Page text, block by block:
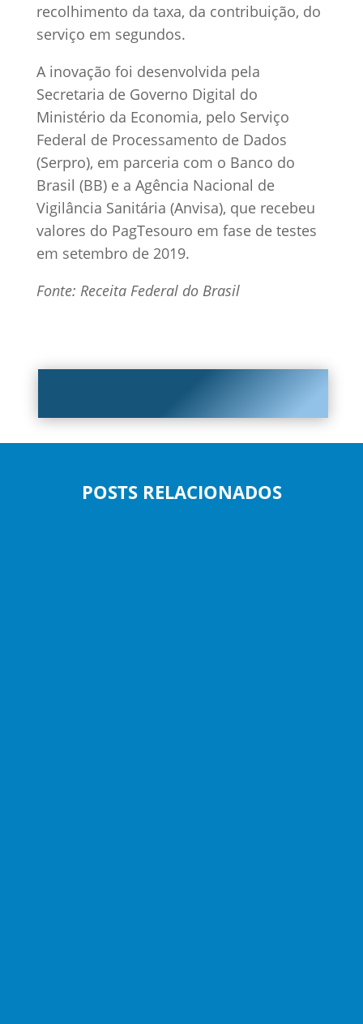
recolhimento da taxa, da contribuição, do
serviço em segundos.
A inovação foi desenvolvida pela
Secretaria de Governo Digital do
Ministério da Economia, pelo Serviço
Federal de Processamento de Dados
(Serpro), em parceria com o Banco do
Brasil (BB) e a Agência Nacional de
Vigilância Sanitária (Anvisa), que recebeu
valores do PagTesouro em fase de testes
em setembro de 2019.
Fonte: Receita Federal do Brasil
POSTS RELACIONADOS